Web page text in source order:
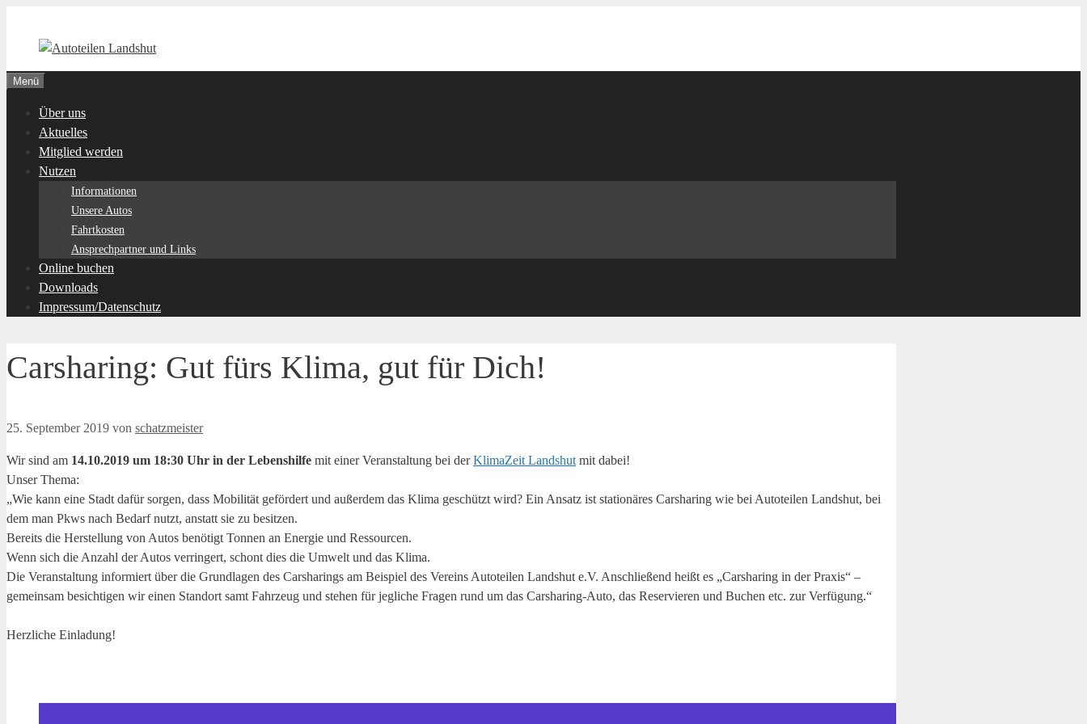
springen
Menü
Über uns
Aktuelles
Mitglied werden
Nutzen
Informationen
Unsere Autos
Fahrtkosten
Ansprechpartner und Links
Online buchen
Downloads
Impressum/Datenschutz
Carsharing: Gut fürs Klima, gut für Dich!
25. September 2019 von schatzmeister
Wir sind am 14.10.2019 um 18:30 Uhr in der Lebenshilfe mit einer Veranstaltung bei derKlimaZeit Landshut mit dabei!
Unser Thema:
„Wie kann eine Stadt dafür sorgen, dass Mobilität gefördert und außerdem das Klima geschützt wird? Ein Ansatz ist stationäres Carsharing wie bei Autoteilen Landshut, bei
dem man Pkws nach Bedarf nutzt, anstatt sie zu besitzen.
Bereits die Herstellung von Autos benötigt Tonnen an Energie und Ressourcen.
Wenn sich die Anzahl der Autos verringert, schont dies die Umwelt und das Klima.
Die Veranstaltung informiert über die Grundlagen des Carsharings am Beispiel des Vereins Autoteilen Landshut e.V. Anschließend heißt es „Carsharing in der Praxis“ –
gemeinsam besichtigen wir einen Standort samt Fahrzeug und stehen für jegliche Fragen rund um das Carsharing-Auto, das Reservieren und Buchen etc. zur Verfügung.“
Herzliche Einladung!